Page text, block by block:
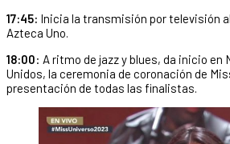
17:45: Inicia la transmisión por televisión
Azteca Uno.
18:00: A ritmo de jazz y blues, da inicio en
Unidos, la ceremonia de coronación de
presentación de todas las finalistas.